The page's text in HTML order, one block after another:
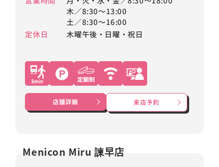
木／8:30～13:00
土／8:30～16:00
定休日
木曜午後・日曜・祝日
店舗詳細 来店予約
Menicon Miru 諫早店